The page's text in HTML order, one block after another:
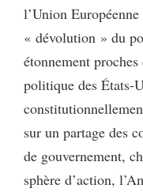
l’Union
« dévolution » du
étonnement
politique des États-
sur un partage des
de gouvernement,
sphère d’action,